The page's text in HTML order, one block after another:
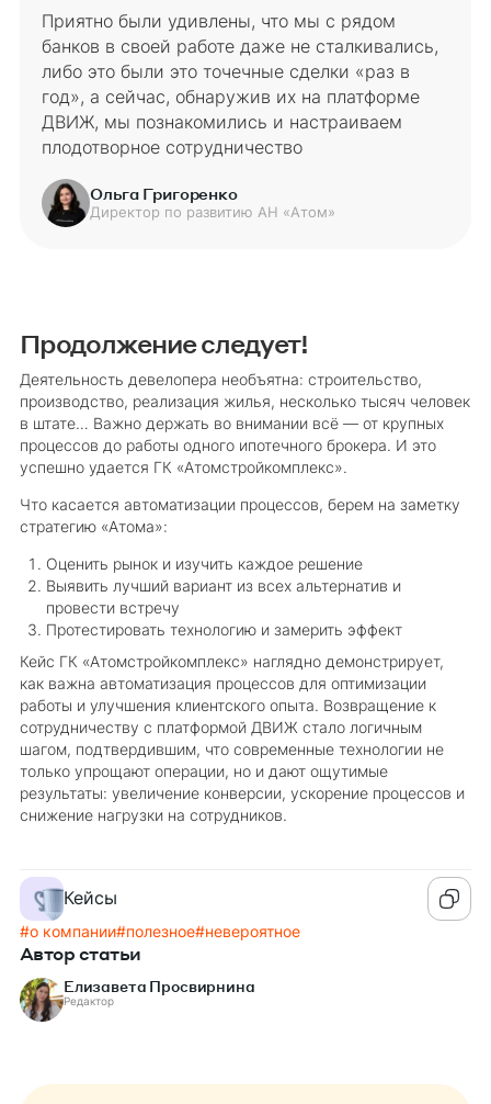
Приятно были удивлены, что мы с рядом
банков в своей работе даже не сталкивались,
либо это были это точечные сделки «раз в
год», а сейчас, обнаружив их на платформе
ДВИЖ, мы познакомились и настраиваем
плодотворное сотрудничество
Ольга Григоренко
Директор по развитию АН «Атом»
Продолжение следует!
Деятельность девелопера необъятна: строительство,
производство, реализация жилья, несколько тысяч человек
в штате… Важно держать во внимании всё — от крупных
процессов до работы одного ипотечного брокера. И это
успешно удается ГК «Атомстройкомплекс».
Что касается автоматизации процессов, берем на заметку
стратегию «Атома»:
Оценить рынок и изучить каждое решение
Выявить лучший вариант из всех альтернатив и
провести встречу
Протестировать технологию и замерить эффект
Кейс ГК «Атомстройкомплекс» наглядно демонстрирует,
как важна автоматизация процессов для оптимизации
работы и улучшения клиентского опыта. Возвращение к
сотрудничеству с платформой ДВИЖ стало логичным
шагом, подтвердившим, что современные технологии не
только упрощают операции, но и дают ощутимые
результаты: увеличение конверсии, ускорение процессов и
снижение нагрузки на сотрудников.
Кейсы
#о компании#полезное#невероятное
Автор статьи
Елизавета Просвирнина
Редактор